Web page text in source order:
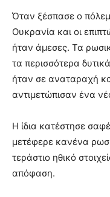
Όταν ξέσπασε ο
Ουκρανία και οι
ήταν άμεσες. Τα
τα περισσότερα
ήταν σε αναταραχή
αντιμετώπισαν ένα
Η ίδια κατέστησε
μετέφερε κανένα
τεράστιο ηθικό
απόφαση.